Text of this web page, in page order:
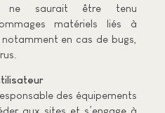
ne saurait être tenu
matériels liés à
en cas de bugs,
des équipements